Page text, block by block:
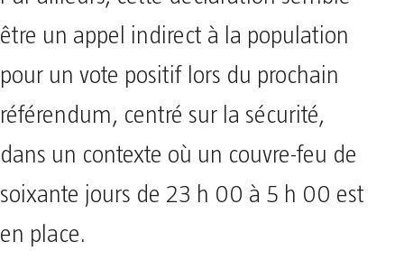
être un appel indirect à la population
pour un vote positif lors du prochain
référendum, centré sur la sécurité,
dans un contexte où un couvre-feu de
soixante jours de 23 h 00 à 5 h 00 est
en place.